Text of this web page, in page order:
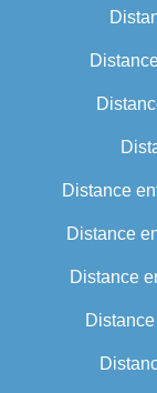
Distance
Distance
Distance